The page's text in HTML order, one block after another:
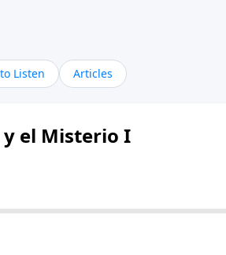
Listen Articles
el Misterio I